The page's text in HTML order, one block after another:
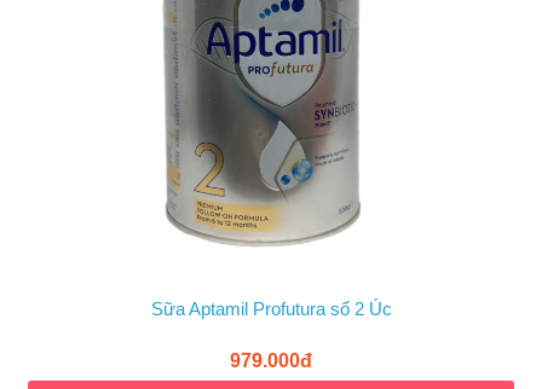
Sữa Aptamil Profutura số 2 Úc
979.000đ